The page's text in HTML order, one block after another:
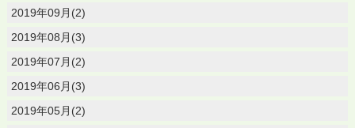
2019年09月(2)
2019年08月(3)
2019年07月(2)
2019年06月(3)
2019年05月(2)